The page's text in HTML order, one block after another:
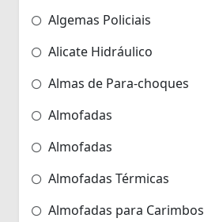
Algemas Policiais
Alicate Hidráulico
Almas de Para-choques
Almofadas
Almofadas
Almofadas Térmicas
Almofadas para Carimbos